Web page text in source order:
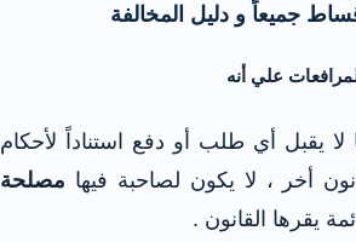
جميعاً و دليل المخالفة
يقبل أي طلب أو دفع استناداً لأحكام
أخر ، لا يكون لصاحبة فيها مصلحة
يقرها القانون .